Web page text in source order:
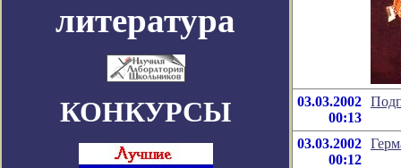
литература
КОНКУРСЫ
03.03.2002
00:13
03.03.2002
00:12